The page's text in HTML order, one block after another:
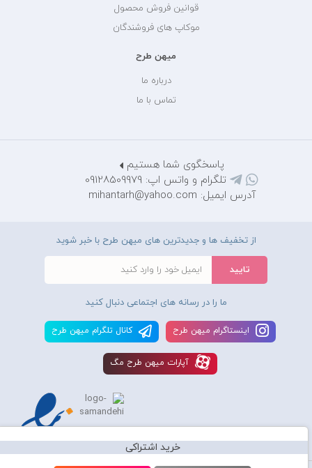
خرید اشتراکی
قوانین فروش محصول
موکاپ های فروشندگان
میهن طرح
درباره ما
تماس با ما
پاسخگوی شما هستیم
تلگرام و واتس اپ: 09128509979
آدرس ایمیل: mihantarh@yahoo.com
از تخفیف ها و جدیدترین های میهن طرح با خبر شوید
ما را در رسانه های اجتماعی دنبال کنید
اينستاگرام ميهن طرح کانال تلگرام ميهن طرح
آپارات ميهن طرح مگ